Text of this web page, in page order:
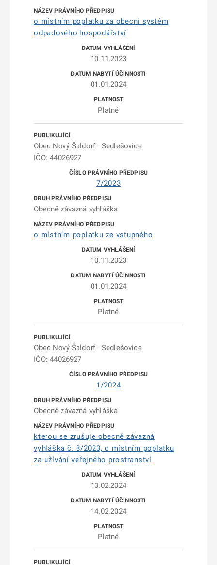
o místním poplatku za obecní systém
odpadového hospodářství
10.11.2023
01.01.2024
Platné
Obec Nový Šaldorf - Sedlešovice
IČO: 44026927
7/2023
Obecně závazná vyhláška
o místním poplatku ze vstupného
10.11.2023
01.01.2024
Platné
Obec Nový Šaldorf - Sedlešovice
IČO: 44026927
1/2024
Obecně závazná vyhláška
kterou se zrušuje obecně závazná
vyhláška č. 8/2023, o místním poplatku
za užívání veřejného prostranství
13.02.2024
14.02.2024
Platné